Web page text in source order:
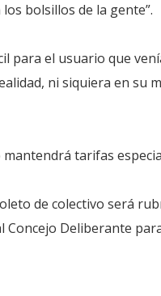
bolsillos de la gente”.
para el usuario que
ni siquiera en su
mantendrá tarifas
de colectivo será
Concejo Deliberante